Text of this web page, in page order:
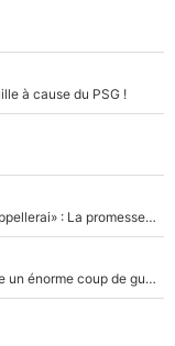
à cause du PSG !
Mercato - OM - «Dès que je prends un club, je t’appellerai» : La promesse de Marcelino au moment de claquer la porte
Victime de racisme contre Murray, Kyrgios pousse un énorme coup de gueule !